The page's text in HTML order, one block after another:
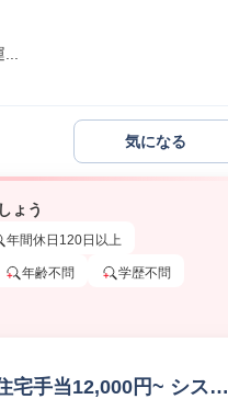
気になる
ょう
年間休日120日以上
年齢不問 学歴不問
宅手当12,000円~ システ